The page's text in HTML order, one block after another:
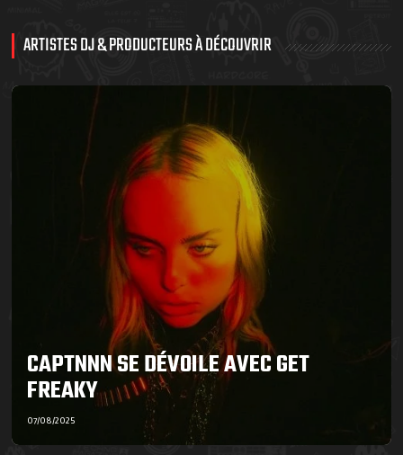
ARTISTES DJ & PRODUCTEURS À DÉCOUVRIR
CAPTNNN SE DÉVOILE AVEC GET
FREAKY
07/08/2025